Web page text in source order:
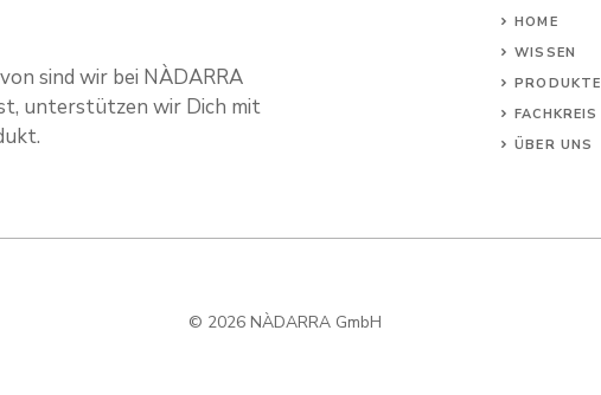
sind wir bei NÀDARRA
unterstützen wir Dich mit
HOME
WISSEN
PRODUKTE
FACHKREIS
ÜBER UNS
© 2026 NÀDARRA GmbH